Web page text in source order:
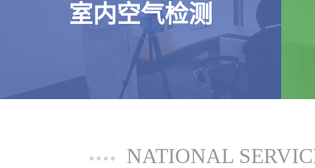
室内空气检测
NATIONAL